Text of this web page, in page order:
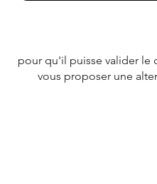
pour qu'il puisse valider le
vous proposer une